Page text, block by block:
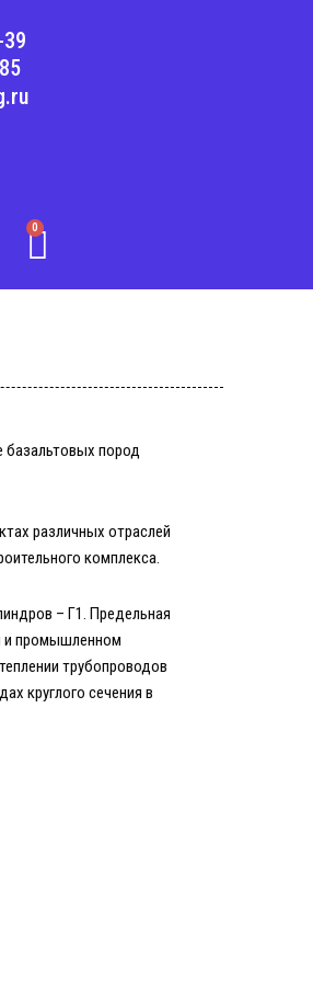
0
базальтовых пород
различных отраслей
комплекса.
– Г1. Предельная
и промышленном
трубопроводов
круглого сечения в